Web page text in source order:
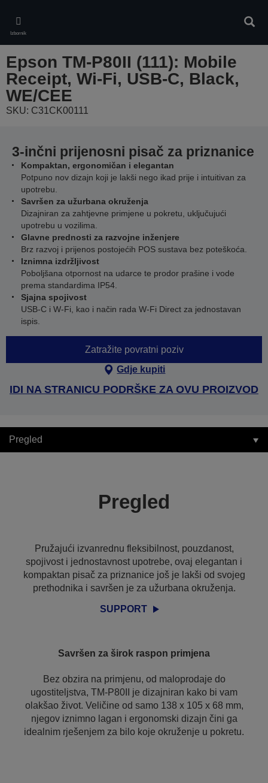
main
content
Izbornik
Epson TM-P80II (111): Mobile
Receipt, Wi-Fi, USB-C, Black,
WE/CEE
SKU: C31CK00111
3-inčni prijenosni pisač za priznanice
Kompaktan, ergonomičan i elegantan
Potpuno nov dizajn koji je lakši nego ikad prije i intuitivan za
upotrebu.
Savršen za užurbana okruženja
Dizajniran za zahtjevne primjene u pokretu, uključujući
upotrebu u vozilima.
Glavne prednosti za razvojne inženjere
Brz razvoj i prijenos postojećih POS sustava bez poteškoća.
Iznimna izdržljivost
Poboljšana otpornost na udarce te prodor prašine i vode
prema standardima IP54.
Sjajna spojivost
USB-C i W-Fi, kao i način rada W-Fi Direct za jednostavan
ispis.
Zatražite povratni poziv
Gdje kupiti
IDI NA STRANICU PODRŠKE ZA OVU PROIZVOD
Pregled
Pregled
Pružajući izvanrednu fleksibilnost, pouzdanost,
spojivost i jednostavnost upotrebe, ovaj elegantan i
kompaktan pisač za priznanice još je lakši od svojeg
prethodnika i savršen je za užurbana okruženja.
SUPPORT
Savršen za širok raspon primjena
Bez obzira na primjenu, od maloprodaje do
ugostiteljstva, TM-P80II je dizajniran kako bi vam
olakšao život. Veličine od samo 138 x 105 x 68 mm,
njegov iznimno lagan i ergonomski dizajn čini ga
idealnim rješenjem za bilo koje okruženje u pokretu.